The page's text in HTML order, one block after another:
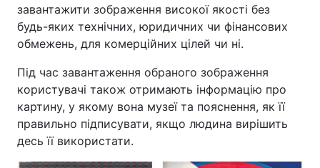
завантажити зображення високої якості без
будь-яких технічних, юридичних чи фінансових
обмежень, для комерційних цілей чи ні.
Під час завантаження обраного зображення
користувачі також отримають інформацію про
картину, у якому вона музеї та пояснення, як її
правильно підписувати, якщо людина вирішить
десь її використати.